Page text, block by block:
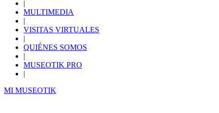
|
MULTIMEDIA
|
VISITAS VIRTUALES
|
QUIÉNES SOMOS
|
MUSEOTIK PRO
|
MI MUSEOTIK